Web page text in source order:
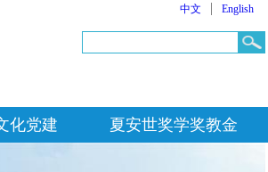
中文 | English
化党建 夏安世奖学奖教金